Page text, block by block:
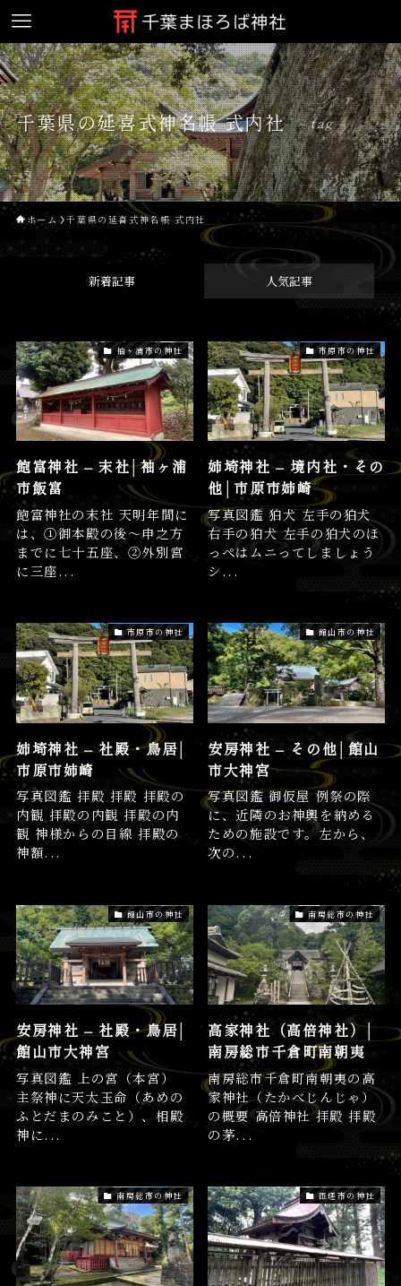
千葉県の延喜式神名帳 式内社 – tag –
ホーム 千葉県の延喜式神名帳 式内社
新着記事 人気記事
袖ヶ浦市の神社
飽富神社 – 末社│袖ヶ浦
市飯富
飽富神社の末社 天明年間に
は、①御本殿の後～申之方
までに七十五座、②外別宮
に三座...
市原市の神社
姉埼神社 – 境内社・その
他│市原市姉崎
写真図鑑 狛犬 左手の狛犬
右手の狛犬 左手の狛犬のほ
っぺはムニってしましょう
シ...
市原市の神社
姉埼神社 – 社殿・鳥居│
市原市姉崎
写真図鑑 拝殿 拝殿 拝殿の
内観 拝殿の内観 拝殿の内
観 神様からの目線 拝殿の
神額...
館山市の神社
安房神社 – その他│館山
市大神宮
写真図鑑 御仮屋 例祭の際
に、近隣のお神輿を納める
ための施設です。左から、
次の...
館山市の神社
安房神社 – 社殿・鳥居│
館山市大神宮
写真図鑑 上の宮（本宮）
主祭神に天太玉命（あめの
ふとだまのみこと）、相殿
神に...
南房総市の神社
高家神社（高倍神社）│
南房総市千倉町南朝夷
南房総市千倉町南朝夷の高
家神社（たかべじんじゃ）
の概要 高倍神社 拝殿 拝殿
の茅...
南房総市の神社 匝瑳市の神社